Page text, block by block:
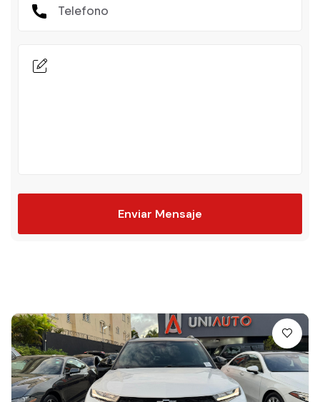
Enviar Mensaje